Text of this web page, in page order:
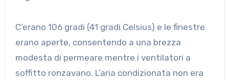
C’erano 106 gradi (41 gradi Celsius) e le finestre
erano aperte, consentendo a una brezza
modesta di permeare mentre i ventilatori a
soffitto ronzavano. L’aria condizionata non era